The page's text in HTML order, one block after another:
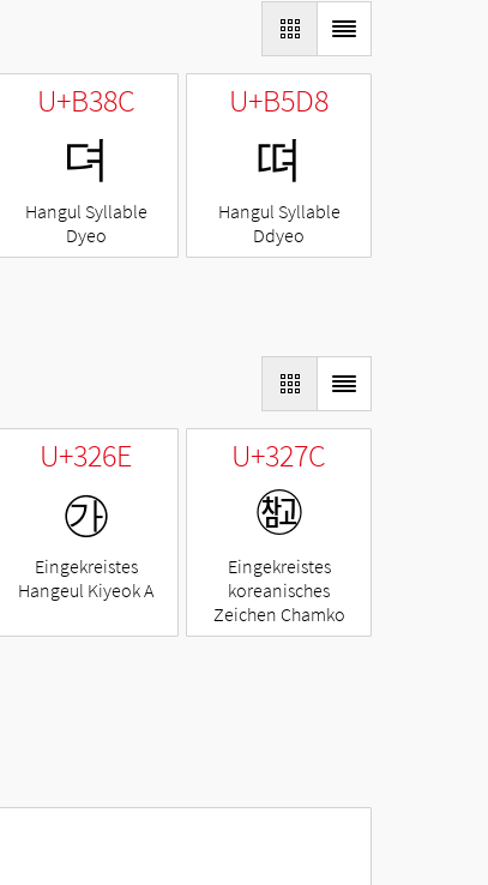
U+B38C
뎌
Hangul Syllable
Dyeo
U+B5D8
뗘
Hangul Syllable
Ddyeo
U+326E
㉮
Eingekreistes
Hangeul Kiyeok A
U+327C
㉼
Eingekreistes
koreanisches
Zeichen Chamko